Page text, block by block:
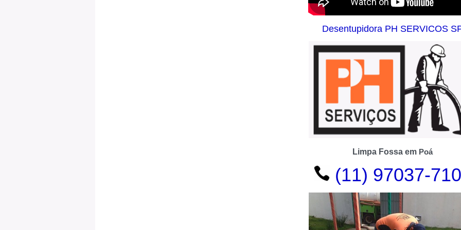
Desentupidora PH SERVICOS
Limpa Fossa em Poá
(11) 97037-